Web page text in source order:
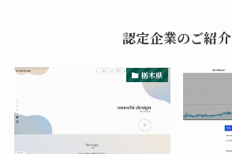
認定企業のご紹介
栃木県